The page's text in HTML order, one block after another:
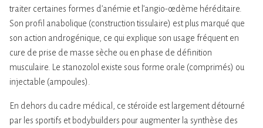
traiter certaines formes d’anémie et l’angio-œdème héréditaire.
Son profil anabolique (construction tissulaire) est plus marqué que
son action androgénique, ce qui explique son usage fréquent en
cure de prise de masse sèche ou en phase de définition
musculaire. Le stanozolol existe sous forme orale (comprimés) ou
injectable (ampoules).
En dehors du cadre médical, ce stéroïde est largement détourné
par les sportifs et bodybuilders pour augmenter la synthèse des